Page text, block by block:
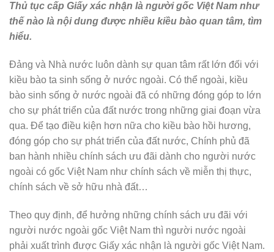
Thủ tục cấp Giấy xác nhận là người gốc Việt Nam như
thế nào là nội dung được nhiều kiều bào quan tâm, tìm
hiểu.
Đảng và Nhà nước luôn dành sự quan tâm rất lớn đối với
kiều bào ta sinh sống ở nước ngoài. Có thể ngoài, kiều
bào sinh sống ở nước ngoài đã có những đóng góp to lớn
cho sự phát triển của đất nước trong những giai đoạn vừa
qua. Để tạo điều kiện hơn nữa cho kiều bào hồi hương,
đóng góp cho sự phát triển của đất nước, Chính phủ đã
ban hành nhiều chính sách ưu đãi dành cho người nước
ngoài có gốc Việt Nam như chính sách về miễn thị thực,
chính sách về sở hữu nhà đất…
Theo quy định, để hưởng những chính sách ưu đãi với
người nước ngoài gốc Việt Nam thì người nước ngoài
phải xuất trình được Giấy xác nhận là người gốc Việt Nam.